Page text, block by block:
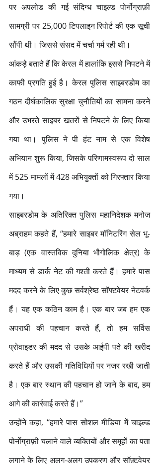
पर अपलोड की गई संदिग्ध चाइल्ड पोर्नोग्राफ़ी
सामग्री पर 25,000 टिपलाइन रिपोर्ट की एक सूची
सौंपी थी। जिससे संसद में चर्चा गर्म रही थी।
आंकड़े बताते हैं कि केरल में हालांकि इससे निपटने में
काफी प्रगति हुई है। केरल पुलिस साइबरडोम का
गठन दीर्घकालिक सुरक्षा चुनौतियों का सामना करने
और उभरते साइबर खतरों से निपटने के लिए किया
गया था। पुलिस ने पी हंट नाम से एक विशेष
अभियान शुरू किया, जिसके परिणामस्वरूप दो साल
में 525 मामलों में 428 अभियुक्तों को गिरफ्तार किया
गया।
साइबरडोम के अतिरिक्त पुलिस महानिदेशक मनोज
अब्राहम कहते हैं, “हमारे साइबर मॉनिटरिंग सेल भू-
बाड़ (एक वास्तविक दुनिया भौगोलिक क्षेत्र) के
माध्यम से डार्क नेट की गश्ती करते हैं। हमारे पास
मदद करने के लिए कुछ सर्वश्रेष्ठ सॉफ्टवेयर नेटवर्क
हैं। यह एक कठिन काम है। एक बार जब हम एक
अपराधी की पहचान करते हैं, तो हम सर्विस
प्रोवाइडर की मदद से उसके आईपी पते की खरीद
करते हैं और उसकी गतिविधियों पर नजर रखी जाती
है। एक बार स्थान की पहचान हो जाने के बाद, हम
आगे की कार्रवाई करते हैं।”
उन्होंने कहा, “हमारे पास सोशल मीडिया में चाइल्ड
पोर्नोग्राफ़ी चलाने वाले व्यक्तियों और समूहों का पता
लगाने के लिए अलग-अलग उपकरण और सॉफ़्टवेयर